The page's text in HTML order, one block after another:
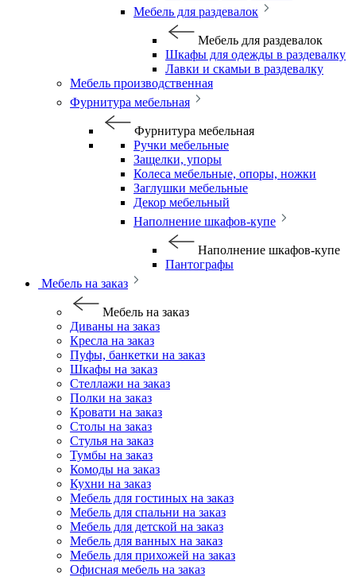
Мебель для раздевалок
Мебель для раздевалок
Шкафы для одежды в раздевалку
Лавки и скамьи в раздевалку
Мебель производственная
Фурнитура мебельная
Фурнитура мебельная
Ручки мебельные
Защелки, упоры
Колеса мебельные, опоры, ножки
Заглушки мебельные
Декор мебельный
Наполнение шкафов-купе
Наполнение шкафов-купе
Пантографы
Мебель на заказ
Мебель на заказ
Диваны на заказ
Кресла на заказ
Пуфы, банкетки на заказ
Шкафы на заказ
Стеллажи на заказ
Полки на заказ
Кровати на заказ
Столы на заказ
Стулья на заказ
Тумбы на заказ
Комоды на заказ
Кухни на заказ
Мебель для гостиных на заказ
Мебель для спальни на заказ
Мебель для детской на заказ
Мебель для ванных на заказ
Мебель для прихожей на заказ
Офисная мебель на заказ